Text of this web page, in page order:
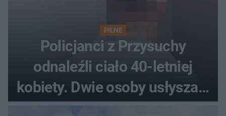
PILNE
Policjanci z Przysuchy
odnaleźli ciało 40-letniej
kobiety. Dwie osoby usłyszały
zarzut zabójstwa